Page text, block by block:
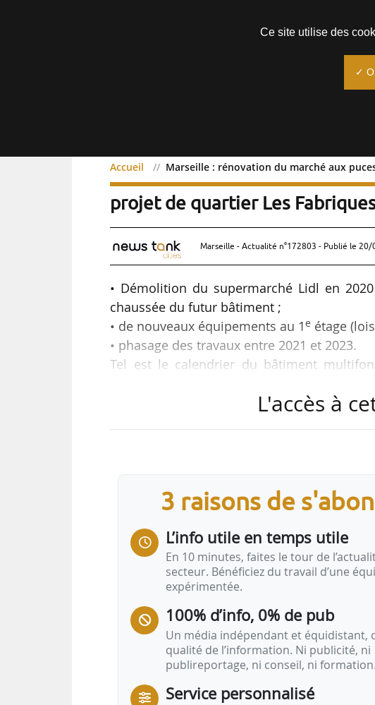
Accueil Marseille : rénovation du marché aux
Marseille : rénovation du
projet de quartier Les
Marseille - Actualité n°172803 - Publié le 20/
• Démolition du supermarché Lidl en
chaussée du futur bâtiment ;
• de nouveaux équipements au 1e étage
• phasage des travaux entre 2021 et 2023.
Tel est le calendrier du bâtiment
périmètre d’Euroméditerranée. « Une
propriétaire du marché pour réussir sa
L'accès à
3 raisons de
L’info utile en temps utile
En 10 minutes, faites le tour de
secteur. Bénéficiez du travail d’une
expérimentée.
100% d’info, 0% de pub
Un média indépendant et équidistant,
qualité de l’information. Ni publicité, ni
publireportage, ni conseil, ni formation.
Service personnalisé
Ce site utilise des
✓